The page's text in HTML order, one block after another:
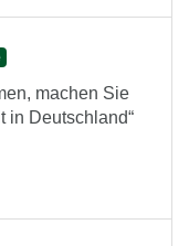
machen Sie
in Deutschland“